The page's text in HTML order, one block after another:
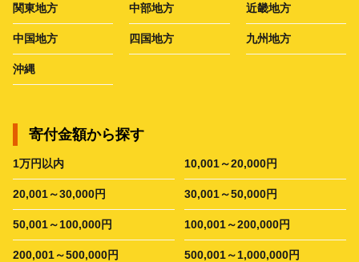
関東地方 中部地方 近畿地方
中国地方 四国地方 九州地方
沖縄
寄付金額から探す
1万円以内 10,001～20,000円
20,001～30,000円 30,001～50,000円
50,001～100,000円 100,001～200,000円
200,001～500,000円 500,001～1,000,000円